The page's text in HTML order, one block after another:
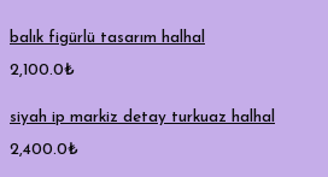
balık figürlü tasarım halhal
2,100.0₺
siyah ip markiz detay turkuaz halhal
2,400.0₺